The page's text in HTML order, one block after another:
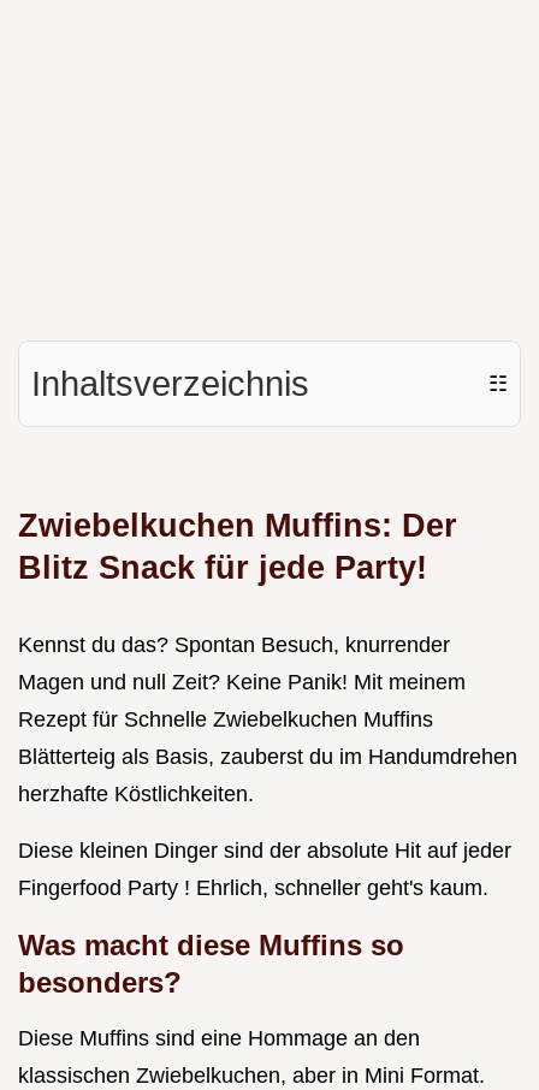
Inhaltsverzeichnis ☷
Zwiebelkuchen Muffins: Der
Blitz Snack für jede Party!
Kennst du das? Spontan Besuch, knurrender
Magen und null Zeit? Keine Panik! Mit meinem
Rezept für Schnelle Zwiebelkuchen Muffins
Blätterteig als Basis, zauberst du im Handumdrehen
herzhafte Köstlichkeiten.
Diese kleinen Dinger sind der absolute Hit auf jeder
Fingerfood Party ! Ehrlich, schneller geht's kaum.
Was macht diese Muffins so
besonders?
Diese Muffins sind eine Hommage an den
klassischen Zwiebelkuchen, aber in Mini Format.